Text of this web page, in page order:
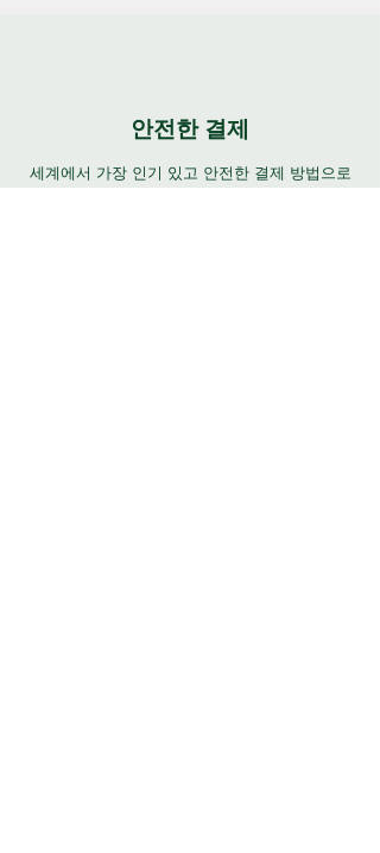
안전한 결제
세계에서 가장 인기 있고 안전한 결제 방법으로